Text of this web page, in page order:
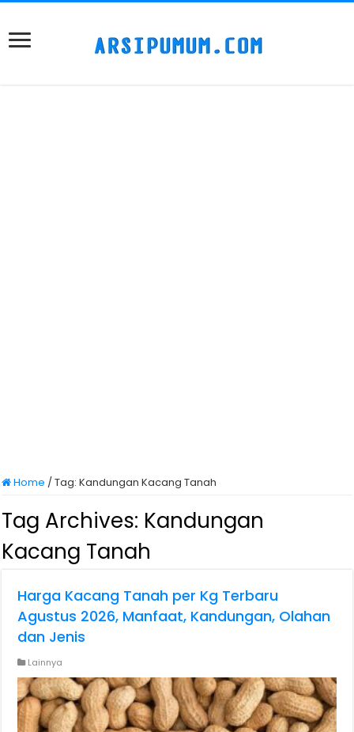
Home /Tag:Kandungan Kacang Tanah
Tag Archives: Kandungan
Kacang Tanah
Harga Kacang Tanah per Kg Terbaru
Agustus 2026, Manfaat, Kandungan, Olahan
dan Jenis
Lainnya